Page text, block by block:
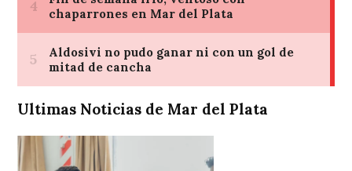
Ultimas Noticias de Mar del Plata